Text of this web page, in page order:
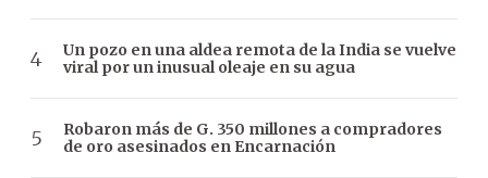
Un pozo en una aldea remota de la India se vuelve
viral por un inusual oleaje en su agua
Robaron más de G. 350 millones a compradores
de oro asesinados en Encarnación